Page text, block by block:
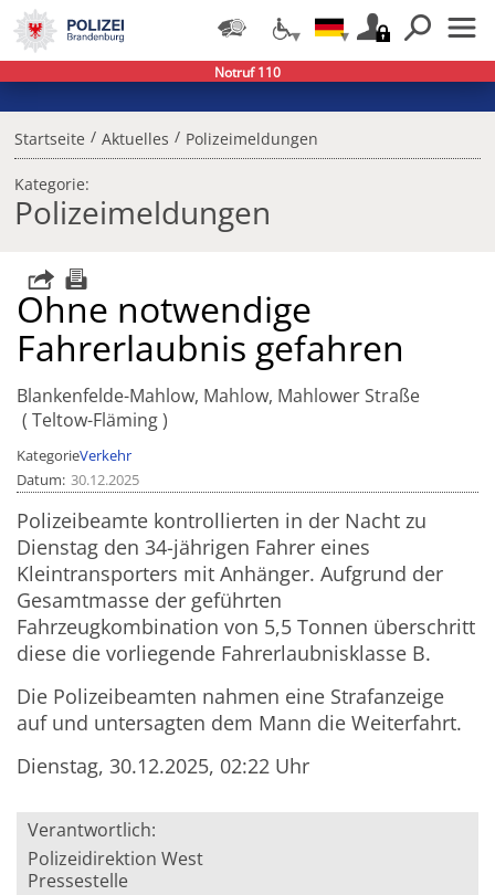
Startseite / Aktuelles / Polizeimeldungen
Kategorie:
Polizeimeldungen
Ohne notwendige
Fahrerlaubnis gefahren
Blankenfelde-Mahlow, Mahlow, Mahlower Straße
Teltow-Fläming
KategorieVerkehr
Datum 30.12.2025
Polizeibeamte kontrollierten in der Nacht zu
Dienstag den 34-jährigen Fahrer eines
Kleintransporters mit Anhänger. Aufgrund der
Gesamtmasse der geführten
Fahrzeugkombination von 5,5 Tonnen überschritt
diese die vorliegende Fahrerlaubnisklasse B.
Die Polizeibeamten nahmen eine Strafanzeige
auf und untersagten dem Mann die Weiterfahrt.
Dienstag, 30.12.2025, 02:22 Uhr
Verantwortlich:
Polizeidirektion West
Pressestelle
Notruf 110